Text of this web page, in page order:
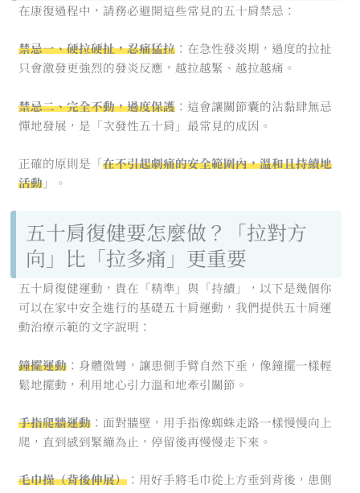
在康復過程中，請務必避開這些常見的五十肩禁忌：
禁忌一、硬拉硬扯，忍痛猛拉：在急性發炎期，過度的拉扯
只會激發更強烈的發炎反應，越拉越緊、越拉越痛。
禁忌二、完全不動，過度保護：這會讓關節囊的沾黏肆無忌
憚地發展，是「次發性五十肩」最常見的成因。
正確的原則是「在不引起劇痛的安全範圍內，溫和且持續地
活動」。
五十肩復健要怎麼做？「拉對方
向」比「拉多痛」更重要
五十肩復健運動，貴在「精準」與「持續」，以下是幾個你
可以在家中安全進行的基礎五十肩運動，我們提供五十肩運
動治療示範的文字說明：
鐘擺運動：身體微彎，讓患側手臂自然下垂，像鐘擺一樣輕
鬆地擺動，利用地心引力溫和地牽引關節。
手指爬牆運動：面對牆壁，用手指像蜘蛛走路一樣慢慢向上
爬，直到感到緊繃為止，停留後再慢慢走下來。
毛巾操（背後伸展）：用好手將毛巾從上方垂到背後，患側